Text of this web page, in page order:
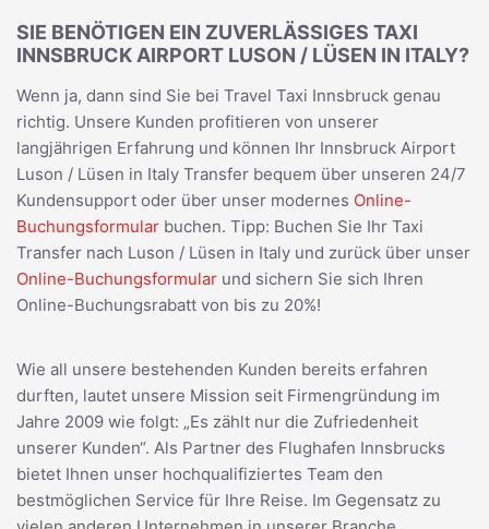
SIE BENÖTIGEN EIN ZUVERLÄSSIGES TAXI
INNSBRUCK AIRPORT LUSON / LÜSEN IN ITALY?
Wenn ja, dann sind Sie bei Travel Taxi Innsbruck genau
richtig. Unsere Kunden profitieren von unserer
langjährigen Erfahrung und können Ihr Innsbruck Airport
Luson / Lüsen in Italy Transfer bequem über unseren 24/7
Kundensupport oder über unser modernes Online-
Buchungsformular buchen. Tipp: Buchen Sie Ihr Taxi
Transfer nach Luson / Lüsen in Italy und zurück über unser
Online-Buchungsformular und sichern Sie sich Ihren
Online-Buchungsrabatt von bis zu 20%!
Wie all unsere bestehenden Kunden bereits erfahren
durften, lautet unsere Mission seit Firmengründung im
Jahre 2009 wie folgt: „Es zählt nur die Zufriedenheit
unserer Kunden“. Als Partner des Flughafen Innsbrucks
bietet Ihnen unser hochqualifiziertes Team den
bestmöglichen Service für Ihre Reise. Im Gegensatz zu